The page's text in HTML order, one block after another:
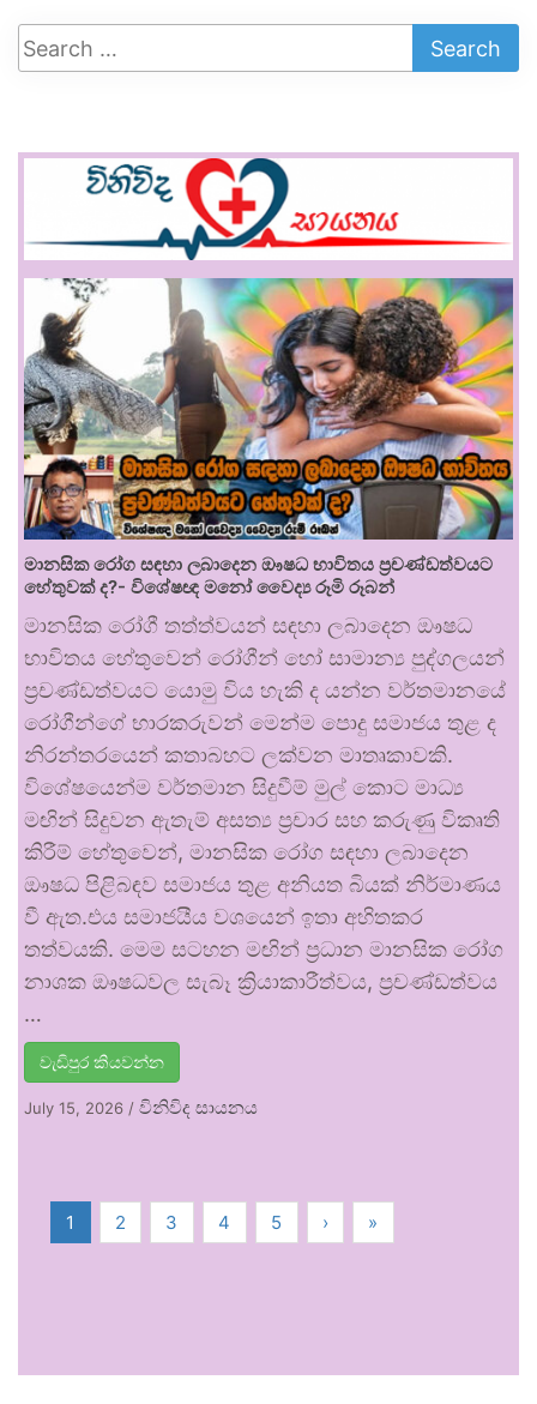
මානසික රෝග සඳහා ලබාදෙන ඖෂධ භාවිතය ප්‍රචණ්ඩත්වයට
හේතුවක් ද?- විශේෂඥ මනෝ වෛද්‍ය රූමි රූබන්
මානසික රෝගී තත්ත්වයන් සඳහා ලබාදෙන ඖෂධ
භාවිතය හේතුවෙන් රෝගීන් හෝ සාමාන්‍ය පුද්ගලයන්
ප්‍රචණ්ඩත්වයට යොමු විය හැකි ද යන්න වර්තමානයේ
රෝගීන්ගේ භාරකරුවන් මෙන්ම පොදු සමාජය තුළ ද
නිරන්තරයෙන් කතාබහට ලක්වන මාතෘකාවකි.
විශේෂයෙන්ම වර්තමාන සිදුවීම් මුල් කොට මාධ්‍ය
මඟින් සිදුවන ඇතැම් අසත්‍ය ප්‍රචාර සහ කරුණු විකෘති
කිරීම් හේතුවෙන්, මානසික රෝග සඳහා ලබාදෙන
ඖෂධ පිළිබඳව සමාජය තුළ අනියත බියක් නිර්මාණය
වී ඇත.එය සමාජයීය වශයෙන් ඉතා අහිතකර
තත්වයකි. මෙම සටහන මඟින් ප්‍රධාන මානසික රෝග
නාශක ඖෂධවල සැබෑ ක්‍රියාකාරීත්වය, ප්‍රචණ්ඩත්වය
…
වැඩිපුර කියවන්න
July 15, 2026 / විනිවිද සායනය
1 2 3 4 5 › »